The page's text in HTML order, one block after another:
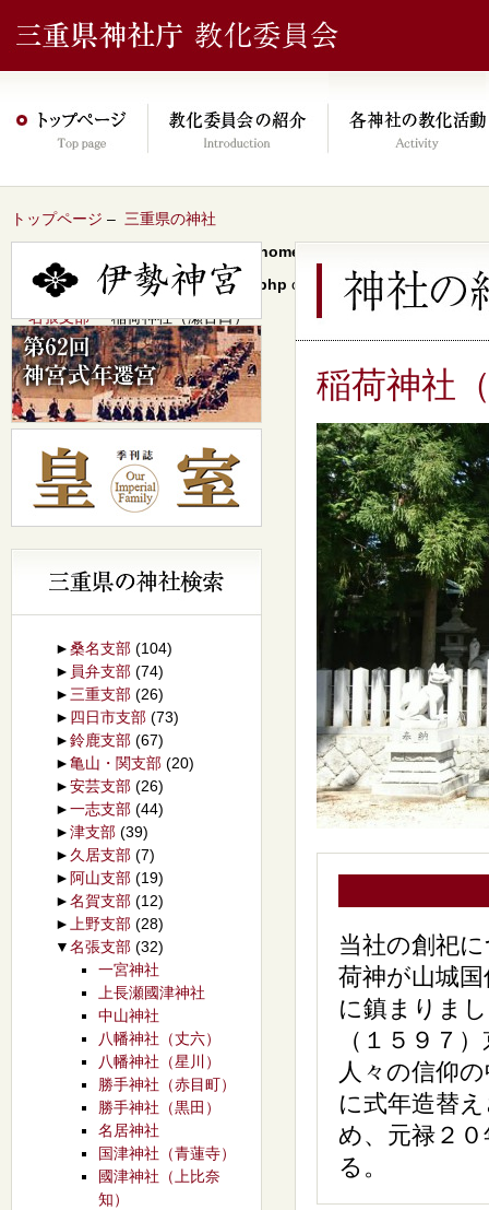
トップページ – 三重県の神社
/home/xs046278/mie-
content/themes/jinja2022/header.php on line
64
–名張支部– 稲荷神社（瀬古口）
稲荷神社
当社の創祀
荷神が山城
に鎮まりま
（１５９７
人々の信仰
に式年造替
め、元禄２
る。
►桑名支部 (104)
► 員弁支部 (74)
► 三重支部 (26)
► 四日市支部 (73)
►鈴鹿支部 (67)
►亀山・関支部 (20)
►安芸支部 (26)
►一志支部 (44)
►津支部 (39)
► 久居支部 (7)
► 阿山支部 (19)
►名賀支部 (12)
►
上野支部 (28)
▼名張支部 (32)
一宮神社
上長瀬國津神社
中山神社
八幡神社（丈六）
八幡神社（星川）
勝手神社（赤目町）
勝手神社（黒田）
名居神社
国津神社（青蓮寺）
國津神社（上比奈
知）